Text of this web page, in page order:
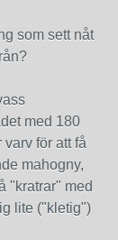
som sett nåt
med 180
för att få
mahogny,
"kratrar" med
lite ("kletig")